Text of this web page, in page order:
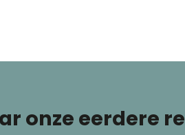
onze eerdere